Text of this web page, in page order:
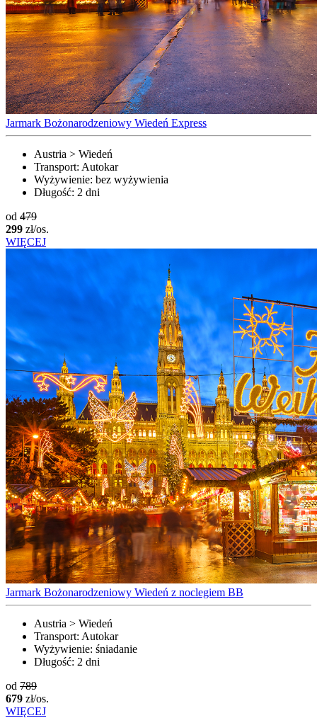
Jarmark Bożonarodzeniowy Wiedeń Express
Austria > Wiedeń
Transport: Autokar
Wyżywienie: bez wyżywienia
Długość: 2 dni
od 479
299 zł/os.
WIĘCEJ
Jarmark Bożonarodzeniowy Wiedeń z noclegiem BB
Austria > Wiedeń
Transport: Autokar
Wyżywienie: śniadanie
Długość: 2 dni
od 789
679 zł/os.
WIĘCEJ